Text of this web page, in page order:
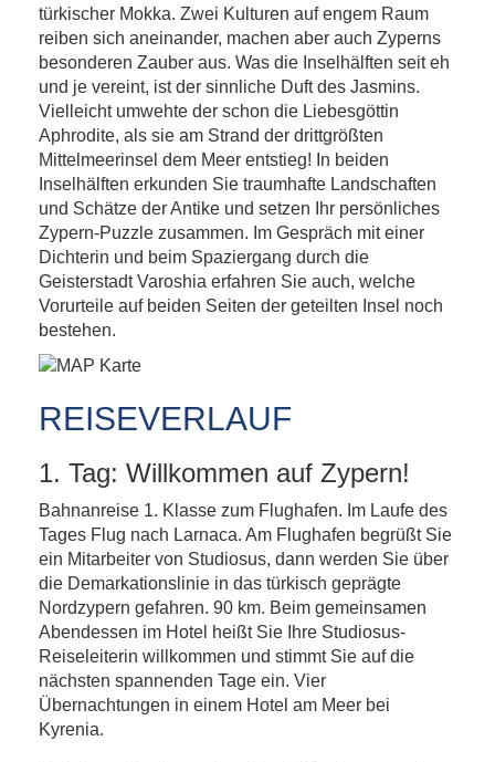
türkischer Mokka. Zwei Kulturen auf engem Raum
reiben sich aneinander, machen aber auch Zyperns
besonderen Zauber aus. Was die Inselhälften seit eh
und je vereint, ist der sinnliche Duft des Jasmins.
Vielleicht umwehte der schon die Liebesgöttin
Aphrodite, als sie am Strand der drittgrößten
Mittelmeerinsel dem Meer entstieg! In beiden
Inselhälften erkunden Sie traumhafte Landschaften
und Schätze der Antike und setzen Ihr persönliches
Zypern-Puzzle zusammen. Im Gespräch mit einer
Dichterin und beim Spaziergang durch die
Geisterstadt Varoshia erfahren Sie auch, welche
Vorurteile auf beiden Seiten der geteilten Insel noch
bestehen.
REISEVERLAUF
1. Tag: Willkommen auf Zypern!
Bahnanreise 1. Klasse zum Flughafen. Im Laufe des
Tages Flug nach Larnaca. Am Flughafen begrüßt Sie
ein Mitarbeiter von Studiosus, dann werden Sie über
die Demarkationslinie in das türkisch geprägte
Nordzypern gefahren. 90 km. Beim gemeinsamen
Abendessen im Hotel heißt Sie Ihre Studiosus-
Reiseleiterin willkommen und stimmt Sie auf die
nächsten spannenden Tage ein. Vier
Übernachtungen in einem Hotel am Meer bei
Kyrenia.